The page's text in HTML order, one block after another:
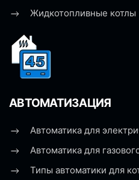
Жидкотопливные котлы
АВТОМАТИЗАЦИЯ
Автоматика для
Автоматика для
Типы автоматики для